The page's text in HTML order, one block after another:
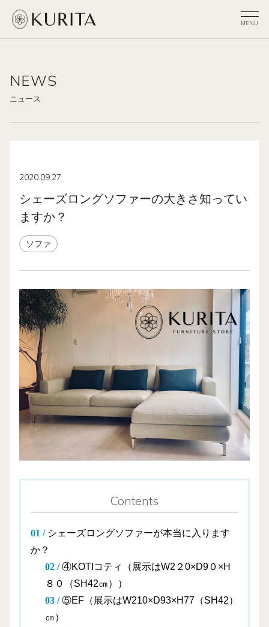
NEWS
ニュース
2020.09.27
シェーズロングソファーの大きさ知ってい
ますか？
ソファ
Contents
シェーズロングソファーが本当に入ります
か？
④KOTIコティ（展示はW2２0×D9０×H
８０（SH42㎝））
⑤EF（展示はW210×D93×H77（SH42）
㎝）